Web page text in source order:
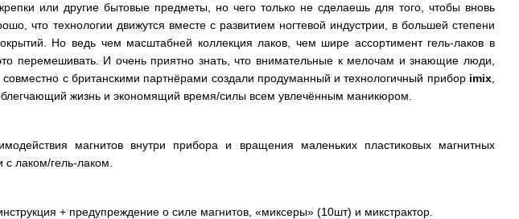
или другие бытовые предметы, но чего только не сделаешь для того, чтобы вновь
что технологии движутся вместе с развитием ногтевой индустрии, в большей степени
Но ведь чем масштабней коллекция лаков, чем шире ассортимент гель-лаков в
перемешивать. И очень приятно знать, что внимательные к мелочам и знающие люди,
с британскими партнёрами создали продуманный и технологичный прибор imix
жизнь и экономящий время/силы всем увлечённым маникюром.
магнитов внутри прибора и вращения маленьких пластиковых магнитных
лаком/гель-лаком.
+ предупреждение о силе магнитов, «миксеры» (10шт) и микстрактор.